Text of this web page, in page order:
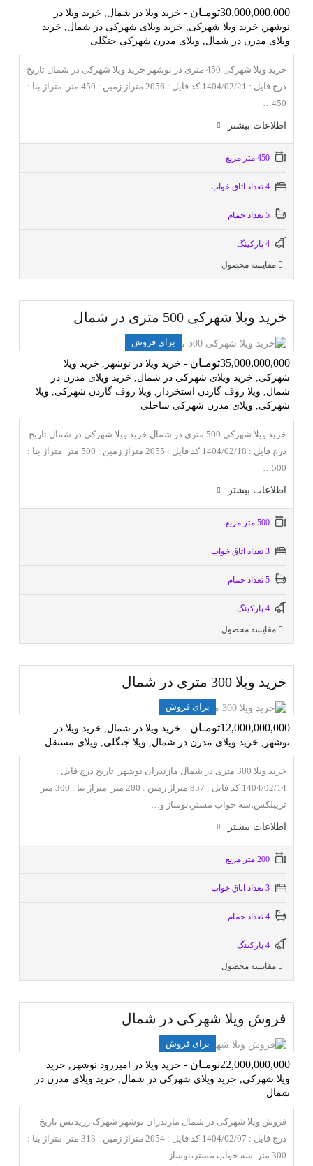
30,000,000,000تومـان
- خرید ویلا در شمال, خرید ویلا در
نوشهر, خرید ویلا شهرکی, خرید ویلای شهرکی در شمال, خرید
ویلای مدرن در شمال, ویلای مدرن شهرکی جنگلی
خرید ویلا شهرکی 450 متری در نوشهر خرید ویلا شهرکی در شمال تاریخ
درج فایل : 1404/02/21 کد فایل : 2056 متراژ زمین : 450 متر متراژ بنا :
450…
اطلاعات بيشتر
مقایسه محصول
خرید ویلا شهرکی 500 متری در شمال
برای فروش
35,000,000,000تومـان
- خرید ویلا در نوشهر, خرید ویلا
شهرکی, خرید ویلای شهرکی در شمال, خرید ویلای مدرن در
شمال, ویلا روف گاردن استخردار, ویلا روف گاردن شهرکی, ویلا
شهرکی, ویلای مدرن شهرکی ساحلی
خرید ویلا شهرکی 500 متری در شمال خرید ویلا شهرکی در شمال تاریخ
درج فایل : 1404/02/18 کد فایل : 2055 متراژ زمین : 500 متر متراژ بنا :
500…
اطلاعات بيشتر
مقایسه محصول
خرید ویلا 300 متری در شمال
برای فروش
12,000,000,000تومـان
- خرید ویلا در شمال, خرید ویلا در
نوشهر, خرید ویلای مدرن در شمال, ویلا جنگلی, ویلای مستقل
خرید ویلا 300 متری در شمال مازندران نوشهر تاریخ درج فایل :
1404/02/14 کد فایل : 857 متراژ زمین : 200 متر متراژ بنا : 300 متر
تریبلکس،سه خواب مستر،نوساز و…
اطلاعات بيشتر
مقایسه محصول
فروش ویلا شهرکی در شمال
برای فروش
22,000,000,000تومـان
- خرید ویلا در امیررود نوشهر, خرید
ویلا شهرکی, خرید ویلای شهرکی در شمال, خرید ویلای مدرن در
شمال
فروش ویلا شهرکی در شمال مازندران نوشهر شهرک رزیدنس تاریخ
درج فایل : 1404/02/07 کد فایل : 2054 متراژ زمین : 313 متر متراژ بنا :
300 متر سه خواب مستر،نوساز…